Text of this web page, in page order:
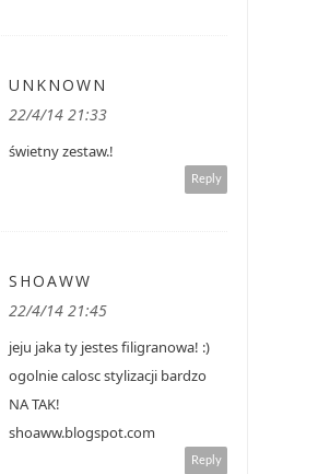
UNKNOWN
22/4/14 21:33
świetny zestaw.!
Reply
SHOAWW
22/4/14 21:45
jeju jaka ty jestes filigranowa! :)
ogolnie calosc stylizacji bardzo
NA TAK!
shoaww.blogspot.com
Reply